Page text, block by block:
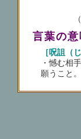
（一九
言葉の意
［呪詛（
・憾む相
願うこと。